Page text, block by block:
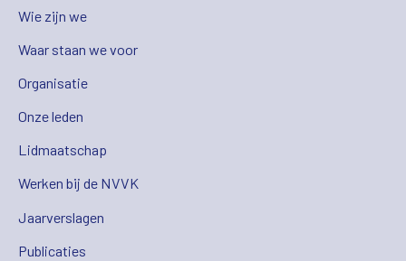
Wie zijn we
Waar staan we voor
Organisatie
Onze leden
Lidmaatschap
Werken bij de NVVK
Jaarverslagen
Publicaties